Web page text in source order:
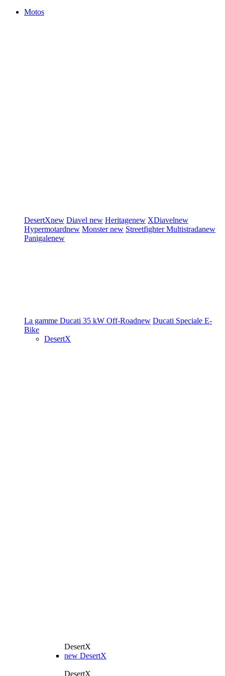
Motos
DesertXnew Diavel new Heritagenew XDiavelnew
Hypermotardnew Monsternew StreetfighterMultistradanew
Panigalenew
La gamme Ducati 35 kW Off-Roadnew Ducati Speciale E-
Bike
DesertX
DesertX
new DesertX
DesertX